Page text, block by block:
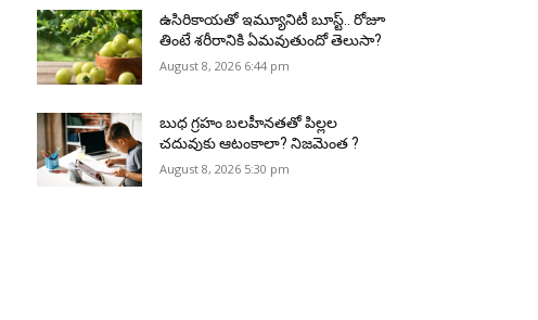
ఉసిరికాయతో ఇమ్యూనిటీ బూస్ట్‌.. రోజూ
తింటే శరీరానికి ఏమవుతుందో తెలుసా?
August 8, 2026 6:44 pm
బుధ గ్రహం బలహీనతతో పిల్లల
చదువుకు ఆటంకాలా? నిజమెంత ?
August 8, 2026 5:30 pm